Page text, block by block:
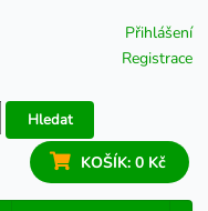
Přihlášení
Registrace
Hledat
KOŠÍK: 0 Kč